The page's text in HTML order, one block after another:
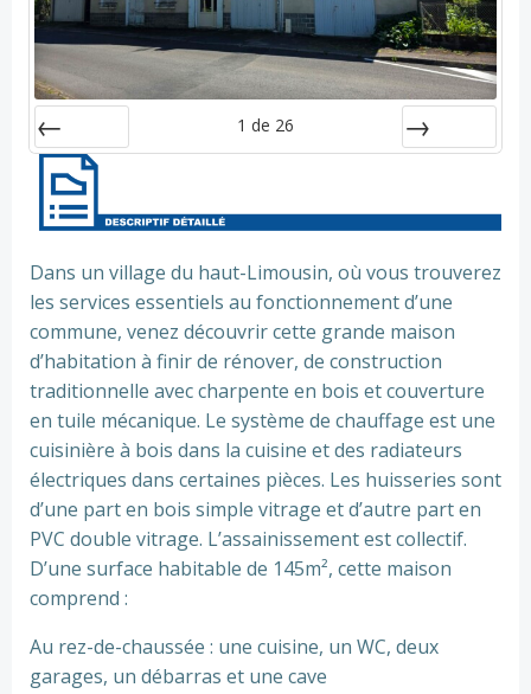
1 de 26
Dans un village du haut-Limousin, où vous trouverez
les services essentiels au fonctionnement d’une
commune, venez découvrir cette grande maison
d’habitation à finir de rénover, de construction
traditionnelle avec charpente en bois et couverture
en tuile mécanique. Le système de chauffage est une
cuisinière à bois dans la cuisine et des radiateurs
électriques dans certaines pièces. Les huisseries sont
d’une part en bois simple vitrage et d’autre part en
PVC double vitrage. L’assainissement est collectif.
D’une surface habitable de 145m², cette maison
comprend :
Au rez-de-chaussée : une cuisine, un WC, deux
garages, un débarras et une cave